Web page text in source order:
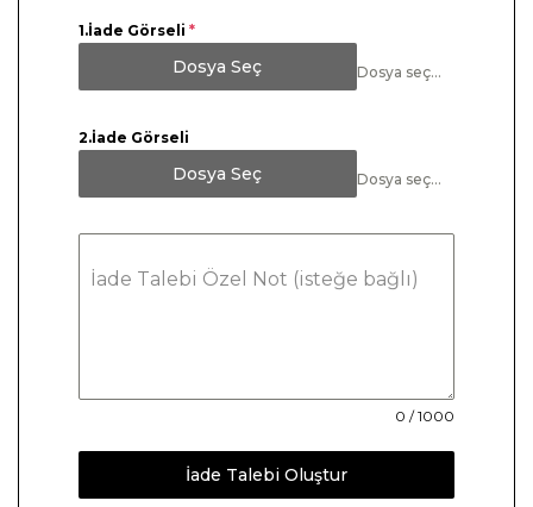
9
1.İade Görseli *
Dosya Seç Dosya seçilmedi
2.İade Görseli
Dosya Seç Dosya seçilmedi
İade Talebi Özel Not (isteğe bağlı)
0 / 1000
İade Talebi Oluştur